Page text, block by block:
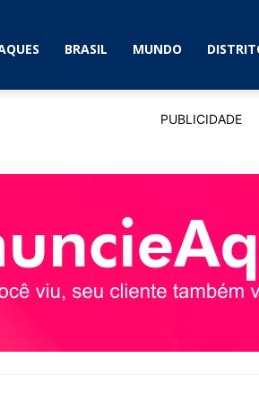
BRASIL MUNDO
PUBLICIDADE